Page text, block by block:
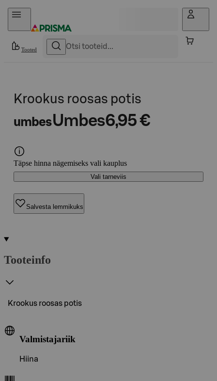
Otse sisu juurde
Tooted
Krookus roosas potis
umbesUmbes6,95 €
Täpse hinna nägemiseks vali kauplus
Vali tarneviis
Salvesta lemmikuks
Tooteinfo
Krookus roosas potis
Valmistajariik
Hiina